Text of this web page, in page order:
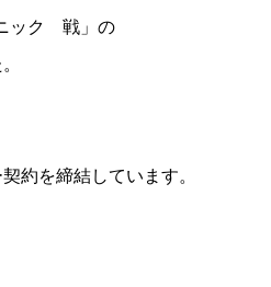
ック 戦」の
約を締結しています。